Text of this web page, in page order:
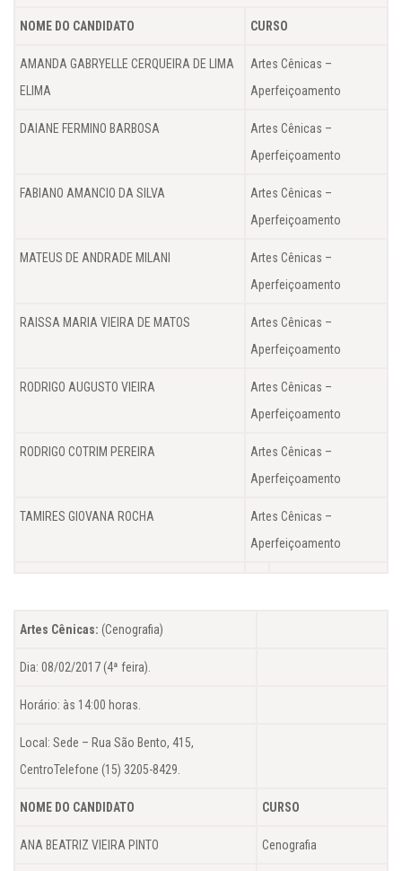
NOME DO CANDIDATO CURSO
AMANDA GABRYELLE CERQUEIRA DE LIMA
ELIMA
Artes Cênicas –
Aperfeiçoamento
DAIANE FERMINO BARBOSA
Artes Cênicas –
Aperfeiçoamento
FABIANO AMANCIO DA SILVA
Artes Cênicas –
Aperfeiçoamento
MATEUS DE ANDRADE MILANI
Artes Cênicas –
Aperfeiçoamento
RAISSA MARIA VIEIRA DE MATOS
Artes Cênicas –
Aperfeiçoamento
RODRIGO AUGUSTO VIEIRA
Artes Cênicas –
Aperfeiçoamento
RODRIGO COTRIM PEREIRA
Artes Cênicas –
Aperfeiçoamento
TAMIRES GIOVANA ROCHA
Artes Cênicas –
Aperfeiçoamento
Artes Cênicas: (Cenografia)
Dia: 08/02/2017 (4ª feira).
Horário: às 14:00 horas.
Local: Sede – Rua São Bento, 415,
CentroTelefone (15) 3205-8429.
NOME DO CANDIDATO CURSO
ANA BEATRIZ VIEIRA PINTO Cenografia